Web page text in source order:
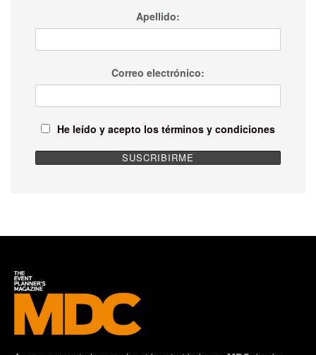
Apellido:
Correo electrónico:
He leído y acepto los términos y condiciones